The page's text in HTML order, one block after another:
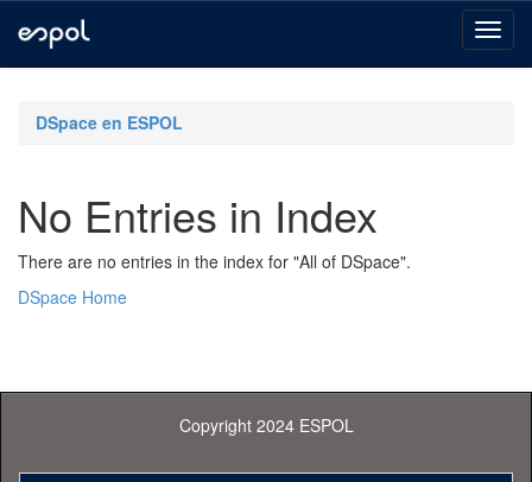
navigationDSpace en ESPOL
No Entries in Index
There are no entries in the index for "All of DSpace".
DSpace Home
Copyright 2024 ESPOL